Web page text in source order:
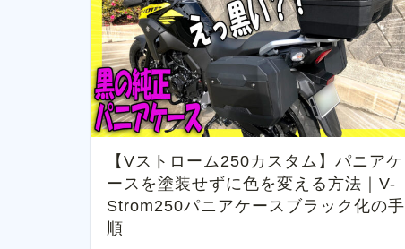
【Vストローム250カスタム】パニアケ
ースを塗装せずに色を変える方法｜V-
Strom250パニアケースブラック化の手
順